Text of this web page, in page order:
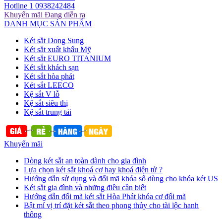
Hotline 1 0938242484
Khuyến mãi Đang diễn ra
DANH MỤC SẢN PHẨM
Két sắt Dong Sung
Két sắt xuất khẩu Mỹ
Két sắt EURO TITANIUM
Két sắt khách sạn
Két sắt hòa phát
Két sắt LEECO
Kệ sắt V lỗ
Kệ sắt siêu thị
Kệ sắt trung tải
Khuyến mãi
Dòng két sắt an toàn dành cho gia đình
Lựa chọn két sắt khoá cơ hay khoá điện tử ?
Hướng dẫn sử dụng và đổi mã khóa số dùng cho khóa két US
Két sắt gia đình và những điều cần biết
Hướng dẫn đổi mã két sắt Hòa Phát khóa cơ đổi mã
Bật mí vị trí đặt két sắt theo phong thủy cho tài lộc hanh
thông